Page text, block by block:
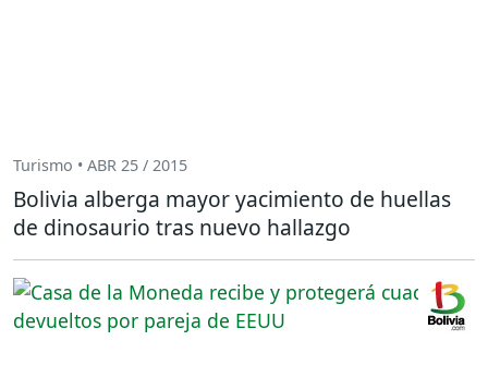
Turismo • ABR 25 / 2015
Bolivia alberga mayor yacimiento de huellas
de dinosaurio tras nuevo hallazgo